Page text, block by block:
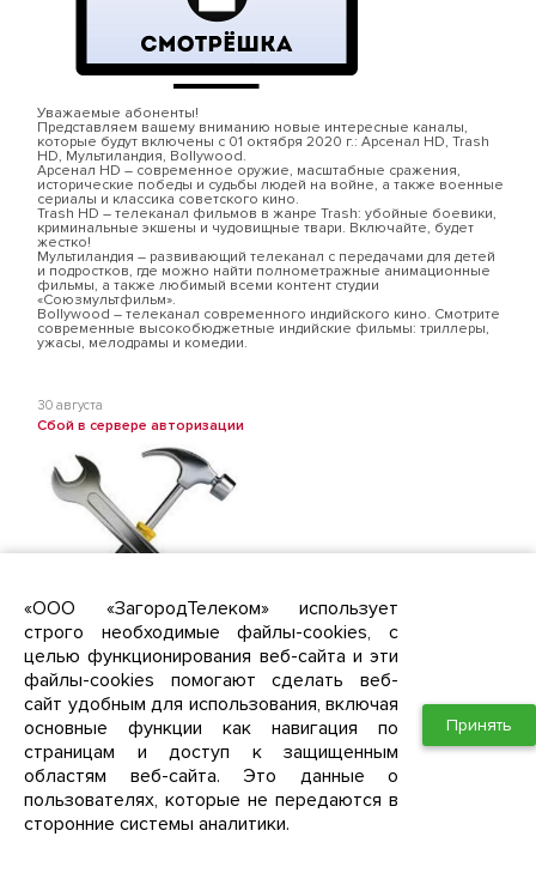
Уважаемые абоненты!
Представляем вашему вниманию новые интересные каналы,
которые будут включены с 01 октября 2020 г.: Арсенал HD, Trash
HD, Мультиландия, Bollywood.
Арсенал HD – современное оружие, масштабные сражения,
исторические победы и судьбы людей на войне, а также военные
сериалы и классика советского кино.
Trash HD – телеканал фильмов в жанре Trash: убойные боевики,
криминальные экшены и чудовищные твари. Включайте, будет
жестко!
Мультиландия – развивающий телеканал с передачами для детей
и подростков, где можно найти полнометражные анимационные
фильмы, а также любимый всеми контент студии
«Союзмультфильм».
Bollywood – телеканал современного индийского кино. Смотрите
современные высокобюджетные индийские фильмы: триллеры,
ужасы, мелодрамы и комедии.
30 августа
Сбой в сервере авторизации
Уважаемые абоненты, в связи со сбоем оборудования с 4 часов
утра до 8.30 утра у части абонентов были недоступны услуги
доступа к сети интернет.
Приносим свои извинения за доставленные неудобства.
Ново-Молоково Южное Видное Западная Долина Южная Долина
ЖК Первый квартал
23 июня
Приём заявок "Южная Долина" Квартал 4 дом 14!
Уважаемые жители Пригорода "Южная Долина" Квартал 4, дом
14!
«ООО «ЗагородТелеком» использует
строго необходимые файлы-cookies, с
целью функционирования веб-сайта и эти
файлы-cookies помогают сделать веб-
сайт удобным для использования, включая
основные функции как навигация по
страницам и доступ к защищенным
областям веб-сайта. Это данные о
пользователях, которые не передаются в
сторонние системы аналитики.
Принять